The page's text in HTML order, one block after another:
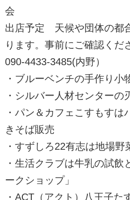
会
出店予定 天候や団体の都
ります。事前にご確認くだ
090-4433-3485(内野）
・ブルーベンチの手作り小
・シルバー人材センターの
・パン＆カフェこすもすは
きそば販売
・すずしろ22有志は地場野
・生活クラブは牛乳の試飲
ークショップ」
・ACT（アクト）八王子た